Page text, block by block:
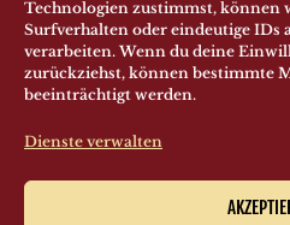
Technologien zustimmst, können
Surfverhalten oder eindeutige IDs
verarbeiten. Wenn du deine
zurückziehst, können bestimmte
beeinträchtigt werden.
Dienste verwalten